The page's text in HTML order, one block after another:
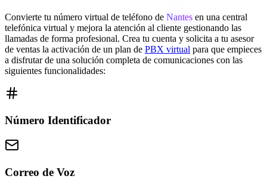
Convierte tu número virtual de teléfono de Nantes en una central
telefónica virtual y mejora la atención al cliente gestionando las
llamadas de forma profesional. Crea tu cuenta y solicita a tu asesor
de ventas la activación de un plan de PBX virtual para que empieces
a disfrutar de una solución completa de comunicaciones con las
siguientes funcionalidades:
Número Identificador
Correo de Voz